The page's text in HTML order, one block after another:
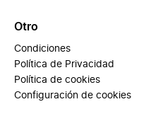
Otro
Condiciones
Política de Privacidad
Política de cookies
Configuración de cookies